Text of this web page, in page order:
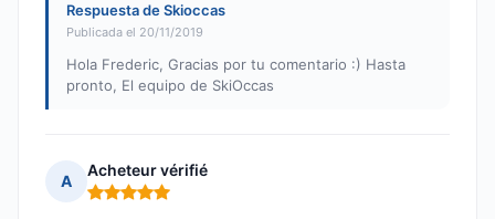
Respuesta de Skioccas
Publicada el 20/11/2019
Hola Frederic, Gracias por tu comentario :) Hasta
pronto, El equipo de SkiOccas
A
Acheteur vérifié
Nota: 5 de 5